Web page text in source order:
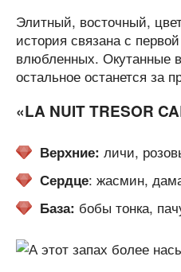
Элитный, восточный,
история связана с
влюбленных. Окутанные
остальное останется за
«LA NUIT TRESOR
Верхние: личи,
Сердце: жасмин,
База: бобы тонка,